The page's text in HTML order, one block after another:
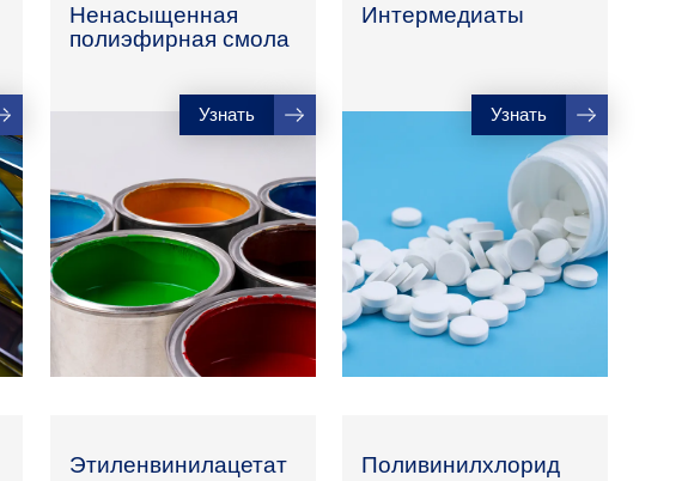
Ненасыщенная
полиэфирная смола
Узнать
Интермедиаты
Узнать
Этиленвинилацетат Поливинилхлорид